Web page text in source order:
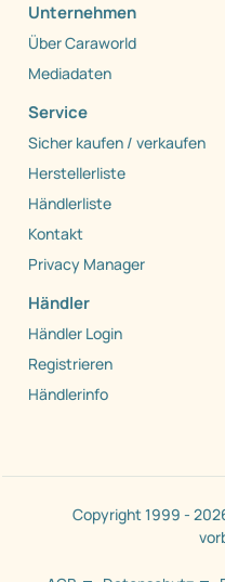
Unternehmen
Über Caraworld
Mediadaten
Service
Sicher kaufen / verkaufen
Herstellerliste
Händlerliste
Kontakt
Privacy Manager
Händler
Händler Login
Registrieren
Händlerinfo
Copyright 1999 -